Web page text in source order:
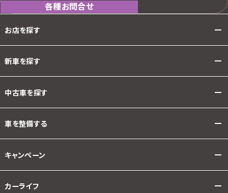
各種お問合せ
お店を探す
新車を探す
中古車を探す
車を整備する
キャンペーン
カーライフ